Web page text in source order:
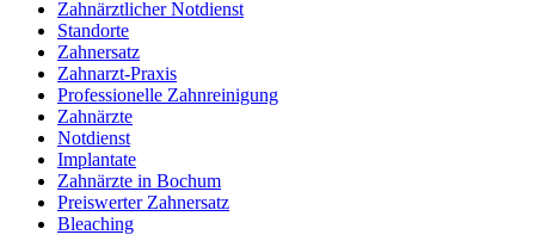
Zahnärztlicher Notdienst
Standorte
Zahnersatz
Zahnarzt-Praxis
Professionelle Zahnreinigung
Zahnärzte
Notdienst
Implantate
Zahnärzte in Bochum
Preiswerter Zahnersatz
Bleaching